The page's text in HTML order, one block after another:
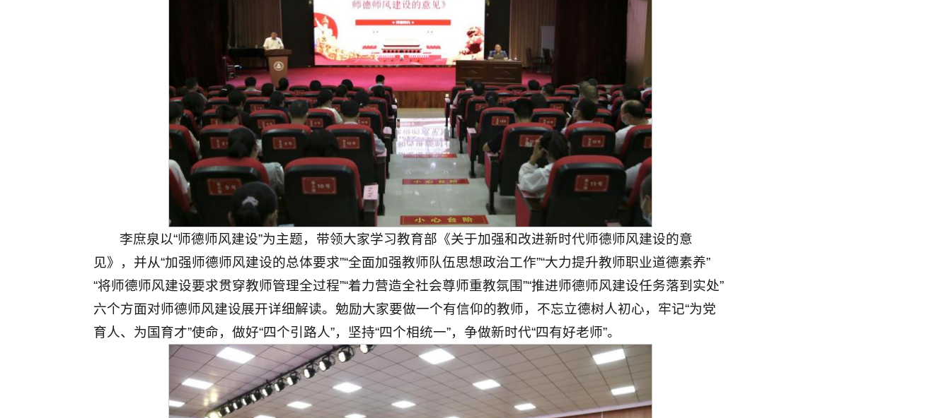
李庶泉以“师德师风建设”为主题，带领大家学习教育部《关于加强和改进新时代师德师风建设的意
见》，并从“加强师德师风建设的总体要求”“全面加强教师队伍思想政治工作”“大力提升教师职业道德素养”
“将师德师风建设要求贯穿教师管理全过程”“着力营造全社会尊师重教氛围”“推进师德师风建设任务落到实处”
六个方面对师德师风建设展开详细解读。勉励大家要做一个有信仰的教师，不忘立德树人初心，牢记“为党
育人、为国育才”使命，做好“四个引路人”，坚持“四个相统一”，争做新时代“四有好老师”。